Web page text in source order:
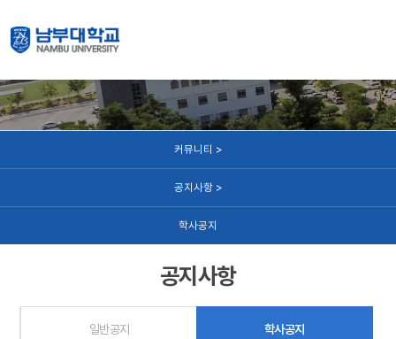
커뮤니티 >
공지사항 >
학사공지
공지사항
일반공지 학사공지